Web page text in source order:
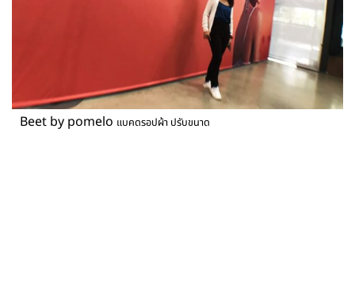
Beet by pomelo แบคดรอปผ้า ปรับขนาด